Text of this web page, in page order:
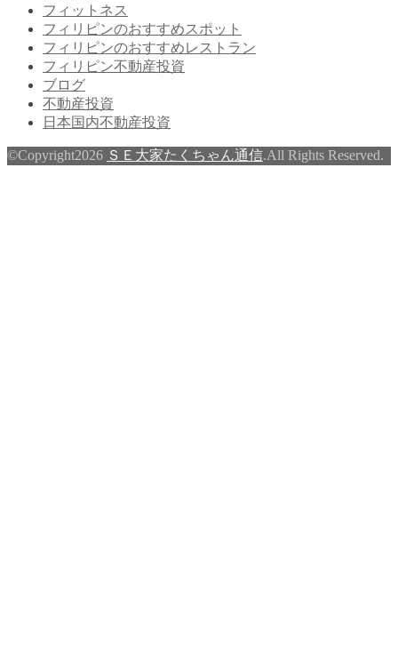
フィットネス
フィリピンのおすすめスポット
フィリピンのおすすめレストラン
フィリピン不動産投資
ブログ
不動産投資
日本国内不動産投資
©Copyright2026 ＳＥ大家たくちゃん通信.All Rights Reserved.